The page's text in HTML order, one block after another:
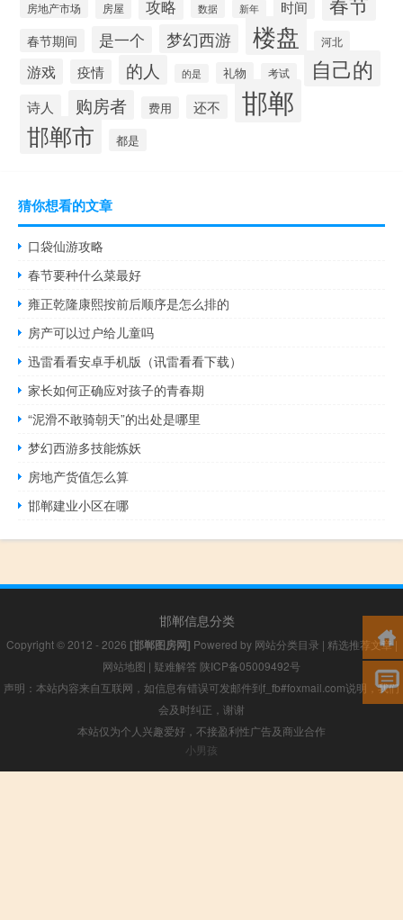
房地产市场 房屋 攻略 数据 新年 时间
春节期间 是一个 梦幻西游 楼盘 河北
游戏 疫情 的人 的是 礼物 考试 自己的
诗人 购房者 费用 还不 邯郸
邯郸市 都是
猜你想看的文章
口袋仙游攻略
春节要种什么菜最好
雍正乾隆康熙按前后顺序是怎么排的
房产可以过户给儿童吗
迅雷看看安卓手机版（讯雷看看下载）
家长如何正确应对孩子的青春期
“泥滑不敢骑朝天”的出处是哪里
梦幻西游多技能炼妖
房地产货值怎么算
邯郸建业小区在哪
邯郸信息分类
Copyright © 2012 - 2026 [邯郸图房网] Powered by 网站分类目录 | 精选推荐文章|
网站地图 | 疑难解答 陕ICP备05009492号
声明：本站内容来自互联网，如信息有错误可发邮件到f_fb#foxmail.com说明，我们
会及时纠正，谢谢
本站仅为个人兴趣爱好，不接盈利性广告及商业合作
小男孩